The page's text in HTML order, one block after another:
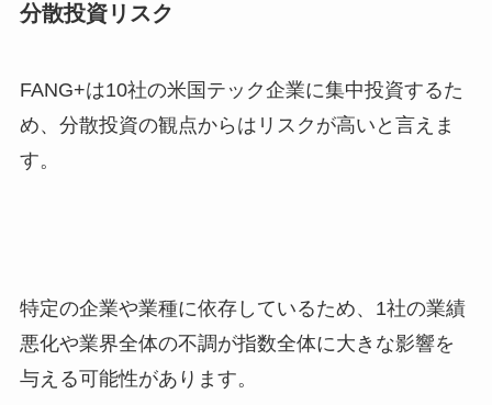
分散投資リスク
FANG+は10社の米国テック企業に集中投資するた
め、分散投資の観点からはリスクが高いと言えま
す。
特定の企業や業種に依存しているため、1社の業績
悪化や業界全体の不調が指数全体に大きな影響を
与える可能性があります。